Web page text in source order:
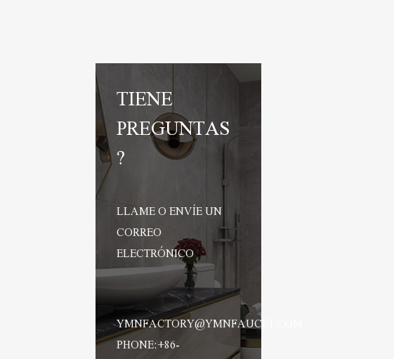
TIENE
PREGUNTAS
?
LLAME O ENVÍE UN
CORREO
ELECTRÓNICO
YMNFACTORY@YMNFAUCET.COM
PHONE:+86-